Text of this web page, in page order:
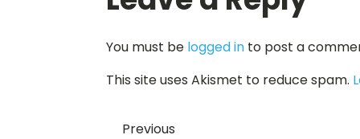
You must be logged in to post a
This site uses Akismet to reduce spam.
Previous